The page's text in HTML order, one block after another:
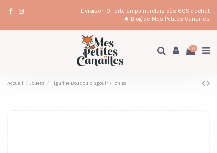
Livraison Offerte en point relais dès 60€ d'achat
★ Blog de Mes Petites Canailles
0
Accueil Jouets Figurine Doudou pingouin - Tonies